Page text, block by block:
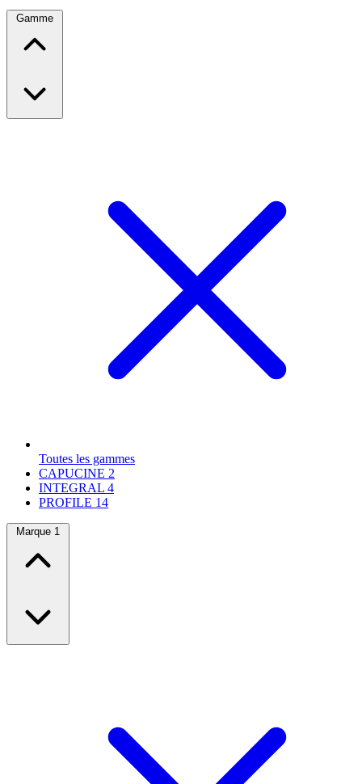
Gamme
Toutes les gammes
CAPUCINE 2
INTEGRAL 4
PROFILE 14
Marque 1